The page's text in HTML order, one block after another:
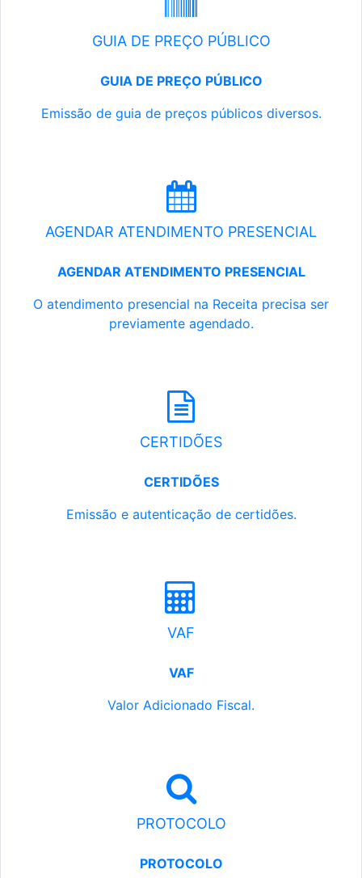
GUIA DE PREÇO PÚBLICO
GUIA DE PREÇO PÚBLICO
Emissão de guia de preços públicos diversos.
AGENDAR ATENDIMENTO PRESENCIAL
AGENDAR ATENDIMENTO PRESENCIAL
O atendimento presencial na Receita precisa ser
previamente agendado.
CERTIDÕES
CERTIDÕES
Emissão e autenticação de certidões.
VAF
VAF
Valor Adicionado Fiscal.
PROTOCOLO
PROTOCOLO